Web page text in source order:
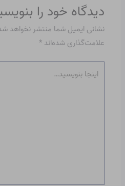
دیدگاه‌ خود را
نشانی ایمیل شما منتشر نخواهد
علامت‌گذاری شده‌اند*
بنویسید…